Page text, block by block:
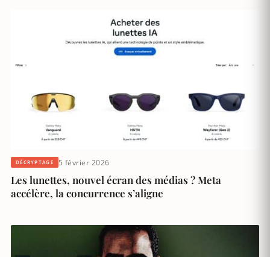
DÉCRYPTAGE 5 février 2026
Les lunettes, nouvel écran des médias ? Meta
accélère, la concurrence s’aligne